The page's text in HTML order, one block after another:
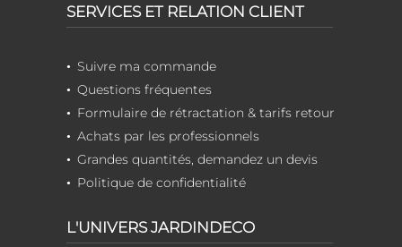
SERVICES ET RELATION CLIENT
Suivre ma commande
Questions fréquentes
Formulaire de rétractation & tarifs retour
Achats par les professionnels
Grandes quantités, demandez un devis
Politique de confidentialité
L'UNIVERS JARDINDECO